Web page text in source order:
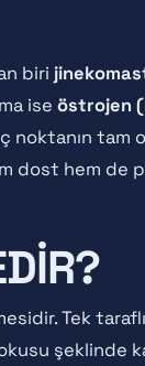
biri
ise östrojen
noktanın tam
dost hem de
Tek
şeklinde